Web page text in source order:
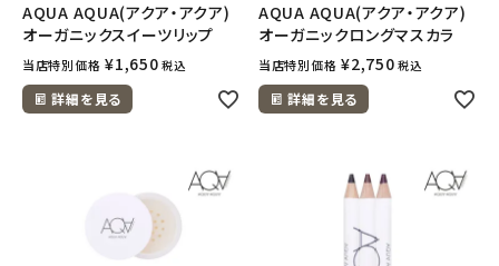
AQUA AQUA(アクア・アクア)
オーガニックスイーツリップ
当店特別価格 ¥1,650 税込
詳細を見る
AQUA AQUA(アクア・アクア)
オーガニックロングマスカラ
当店特別価格 ¥2,750 税込
詳細を見る